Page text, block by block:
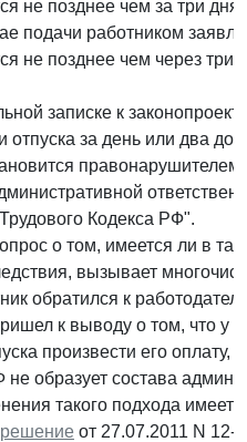
не позднее чем за три
подачи работником
не позднее чем через
записке к
отпуска за день или два
Трудового Кодекса РФ".
о том, имеется ли в
вызывает
обратился к
к выводу о том, что у
произвести его
образует состава
такого подхода
решение от 27.07.2011 N 12-